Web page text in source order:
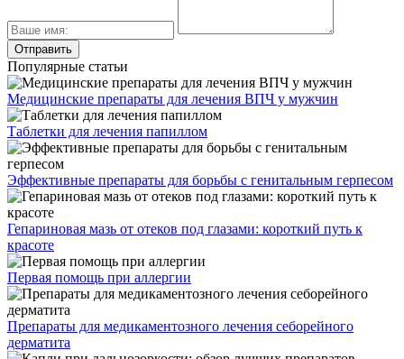
Популярные статьи
Медицинские препараты для лечения ВПЧ у мужчин
Таблетки для лечения папиллом
Эффективные препараты для борьбы с генитальным герпесом
Гепариновая мазь от отеков под глазами: короткий путь к
красоте
Первая помощь при аллергии
Препараты для медикаментозного лечения себорейного
дерматита